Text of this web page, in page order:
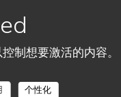
制想要激活的内容。
个性化